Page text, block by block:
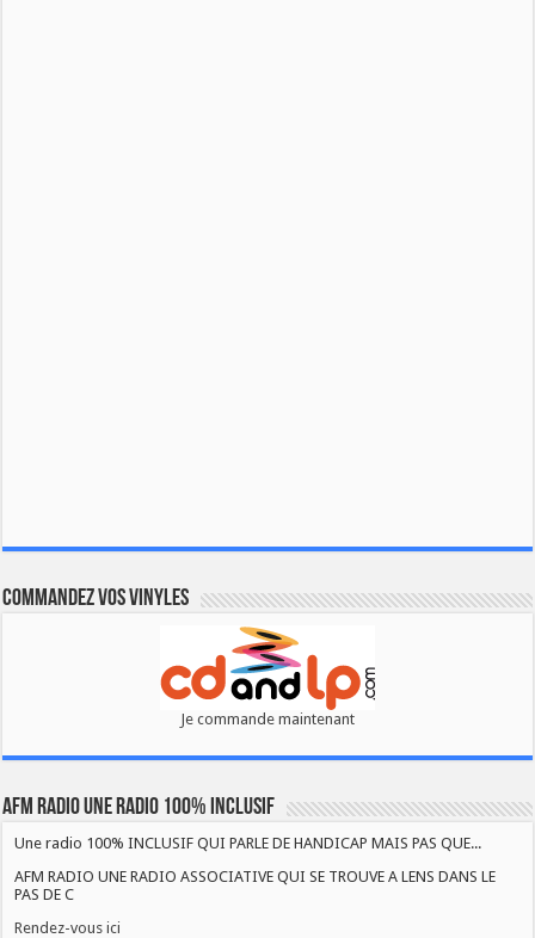
Commandez vos vinyles
Je commande maintenant
AFM RADIO UNE RADIO 100% INCLUSIF
Une radio 100% INCLUSIF QUI PARLE DE HANDICAP MAIS PAS QUE...
AFM RADIO UNE RADIO ASSOCIATIVE QUI SE TROUVE A LENS DANS LE
PAS DE C
Rendez-vous ici